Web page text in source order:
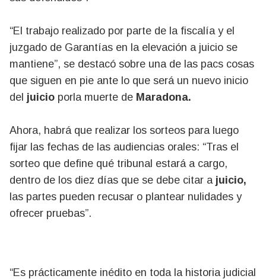
“El trabajo realizado por parte de la fiscalía y el
juzgado de Garantías en la elevación a juicio se
mantiene”, se destacó sobre una de las pacs cosas
que siguen en pie ante lo que será un nuevo inicio
del juicio porla muerte de Maradona.
Ahora, habrá que realizar los sorteos para luego
fijar las fechas de las audiencias orales: “Tras el
sorteo que define qué tribunal estará a cargo,
dentro de los diez días que se debe citar a juicio,
las partes pueden recusar o plantear nulidades y
ofrecer pruebas”.
“Es prácticamente inédito en toda la historia judicial